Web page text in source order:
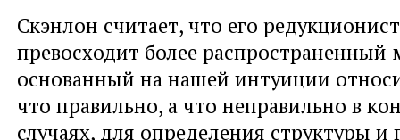
Скэнлон считает, что его
превосходит более распространенный
основанный на нашей интуиции
что правильно, а что неправильно в
случаях, для определения структуры и